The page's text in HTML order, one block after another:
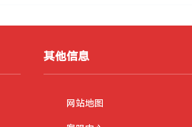
其他信息
网站地图